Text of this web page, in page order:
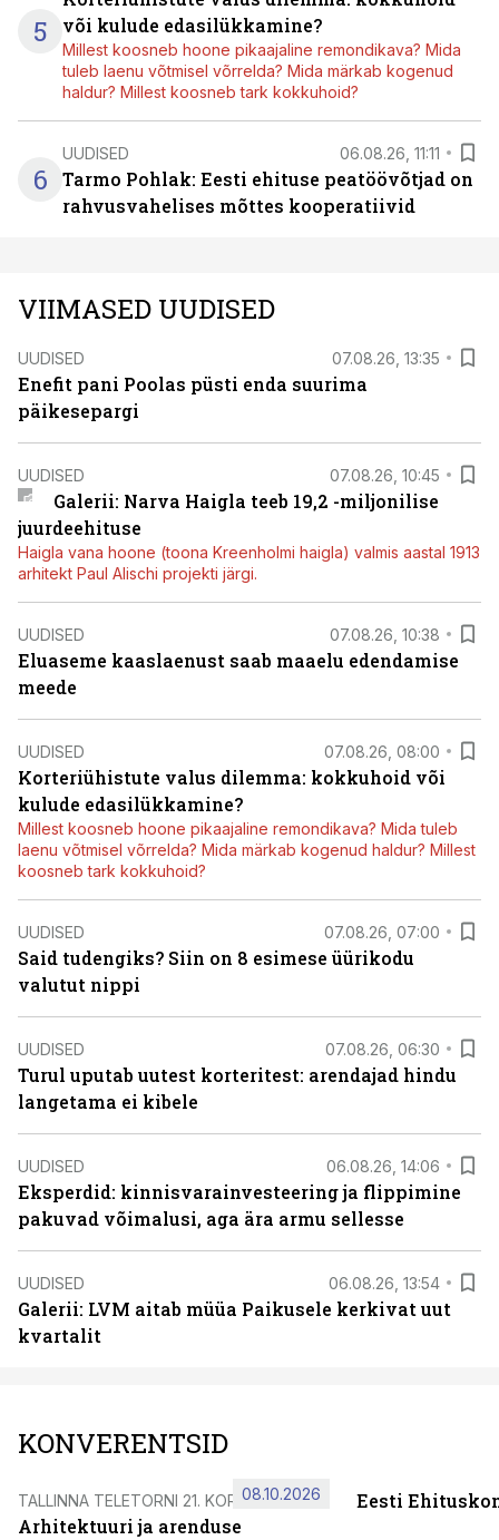
5
või kulude edasilükkamine?
Millest koosneb hoone pikaajaline remondikava? Mida
tuleb laenu võtmisel võrrelda? Mida märkab kogenud
haldur? Millest koosneb tark kokkuhoid?
6
UUDISED 06.08.26, 11:11
Tarmo Pohlak: Eesti ehituse peatöövõtjad on
rahvusvahelises mõttes kooperatiivid
VIIMASED UUDISED
UUDISED 07.08.26, 13:35
Enefit pani Poolas püsti enda suurima
päikesepargi
UUDISED 07.08.26, 10:45
Galerii: Narva Haigla teeb 19,2 -miljonilise
juurdeehituse
Haigla vana hoone (toona Kreenholmi haigla) valmis aastal 1913
arhitekt Paul Alischi projekti järgi.
UUDISED 07.08.26, 10:38
Eluaseme kaaslaenust saab maaelu edendamise
meede
UUDISED 07.08.26, 08:00
Korteriühistute valus dilemma: kokkuhoid või
kulude edasilükkamine?
Millest koosneb hoone pikaajaline remondikava? Mida tuleb
laenu võtmisel võrrelda? Mida märkab kogenud haldur? Millest
koosneb tark kokkuhoid?
UUDISED 07.08.26, 07:00
Said tudengiks? Siin on 8 esimese üürikodu
valutut nippi
UUDISED 07.08.26, 06:30
Turul uputab uutest korteritest: arendajad hindu
langetama ei kibele
UUDISED 06.08.26, 14:06
Eksperdid: kinnisvarainvesteering ja flippimine
pakuvad võimalusi, aga ära armu sellesse
UUDISED 06.08.26, 13:54
Galerii: LVM aitab müüa Paikusele kerkivat uut
kvartalit
KONVERENTSID
TALLINNA TELETORNI 21. KORRUSEL
Arhitektuuri ja arenduse
08.10.2026 Eesti